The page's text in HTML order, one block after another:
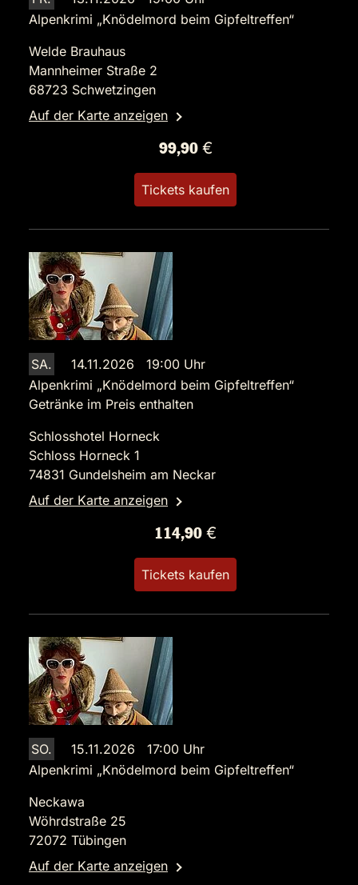
Alpenkrimi „Knödelmord beim Gipfeltreffen“
Welde Brauhaus
Mannheimer Straße 2
68723 Schwetzingen
Auf der Karte anzeigen
99,90 €
Tickets kaufen
SA.
14.11.2026 19:00 Uhr
Alpenkrimi „Knödelmord beim Gipfeltreffen“
Getränke im Preis enthalten
Schlosshotel Horneck
Schloss Horneck 1
74831 Gundelsheim am Neckar
Auf der Karte anzeigen
114,90 €
Tickets kaufen
SO.
15.11.2026 17:00 Uhr
Alpenkrimi „Knödelmord beim Gipfeltreffen“
Neckawa
Wöhrdstraße 25
72072 Tübingen
Auf der Karte anzeigen